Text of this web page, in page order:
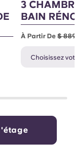
3
BAIN
À Partir De$
Choisissez